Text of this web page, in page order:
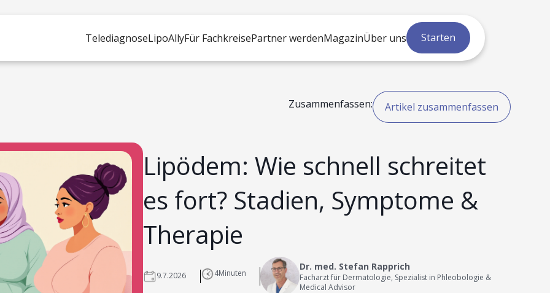
TelediagnoseLipoAllyFür FachkreisePartner werdenMagazinÜber uns Starten
Zusammenfassen:
Artikel zusammenfassen
Lipödem: Wie schnell schreitet
es fort? Stadien, Symptome &
Therapie
9.7.2026 4Minuten
Dr. med. Stefan Rapprich
Facharzt für Dermatologie, Spezialist in Phleobologie &
Medical Advisor